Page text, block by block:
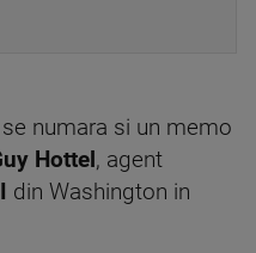
numara si un memo
Hottel , agent
din Washington in